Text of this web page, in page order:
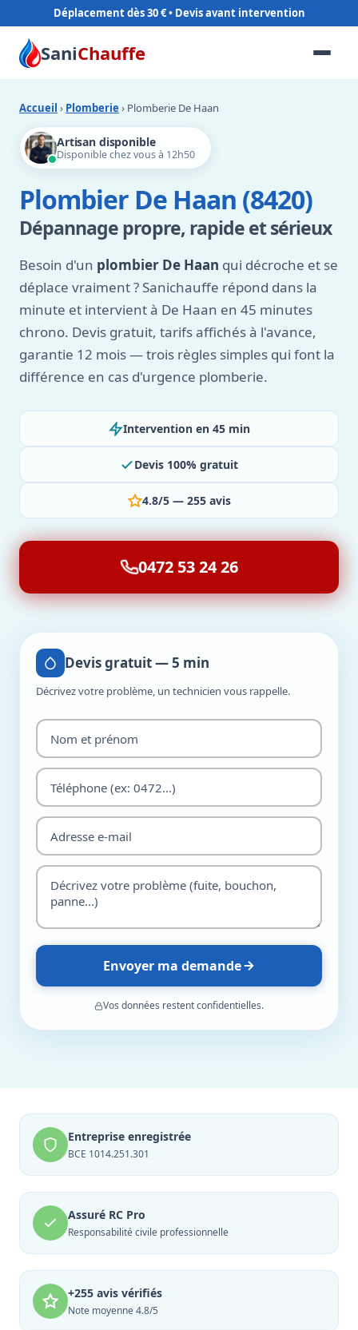
Déplacement dès 30 €
SaniChauffe
Accueil › Plomberie › Plomberie De Haan
Artisan disponible
Disponible chez vous à 12h50
Plombier De Haan (8420)
Dépannage propre, rapide et sérieux
Besoin d'un plombier De Haan qui décroche et se
déplace vraiment ? Sanichauffe répond dans la
minute et intervient à De Haan en 45 minutes
chrono. Devis gratuit, tarifs affichés à l'avance,
garantie 12 mois — trois règles simples qui font la
différence en cas d'urgence plomberie.
Intervention en 45 min
Devis 100% gratuit
4.8/5 — 255 avis
0472 53 24 26
Devis gratuit — 5 min
Décrivez votre problème, un technicien vous rappelle.
Envoyer ma demande
Vos données restent confidentielles.
Entreprise enregistrée
BCE 1014.251.301
Assuré RC Pro
Responsabilité civile professionnelle
+255 avis vérifiés
Note moyenne 4.8/5